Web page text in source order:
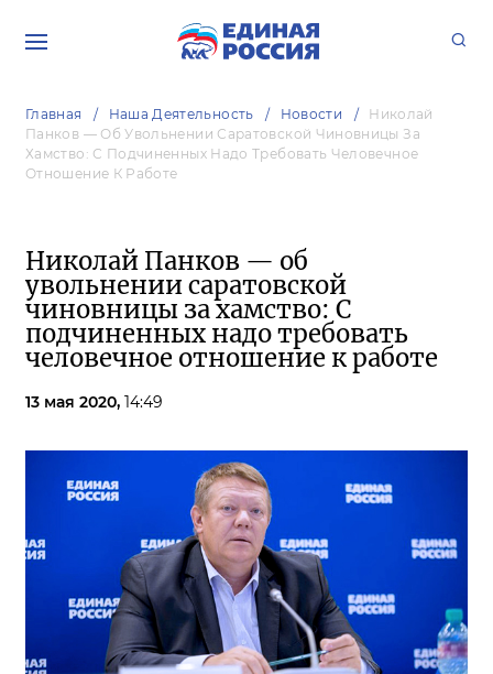
Главная Наша Деятельность Новости
Николай
Панков — Об Увольнении Саратовской Чиновницы За
Хамство: С Подчиненных Надо Требовать Человечное
Отношение К Работе
Николай Панков — об
увольнении саратовской
чиновницы за хамство: С
подчиненных надо требовать
человечное отношение к работе
13 мая 2020, 14:49